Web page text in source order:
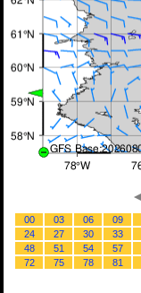
00 03 06 09
24
27 30 33
48
51 54 57
72
75 78 81